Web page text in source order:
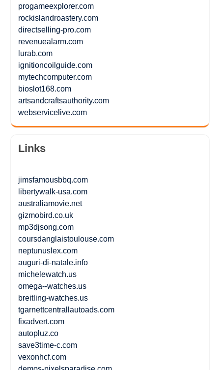
progameexplorer.com
rockislandroastery.com
directselling-pro.com
revenuealarm.com
lurab.com
ignitioncoilguide.com
mytechcomputer.com
bioslot168.com
artsandcraftsauthority.com
webservicelive.com
Links
jimsfamousbbq.com
libertywalk-usa.com
australiamovie.net
gizmobird.co.uk
mp3djsong.com
coursdanglaistoulouse.com
neptunuslex.com
auguri-di-natale.info
michelewatch.us
omega--watches.us
breitling-watches.us
tgarnettcentrallautoads.com
fixadvert.com
autopluz.co
save3time-c.com
vexonhcf.com